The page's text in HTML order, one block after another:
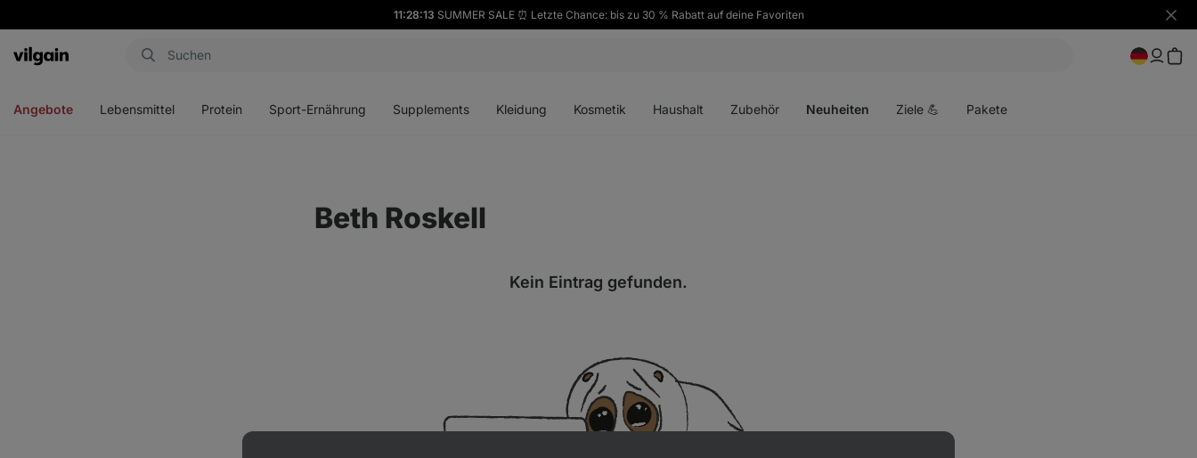
11:28:12 SUMMER SALE ⏰ Letzte Chance: bis zu 30 % Rabatt auf deine Favoriten
Aktin
Angebote Lebensmittel Protein Sport-Ernährung Supplements Kleidung Kosmetik Haushalt Zubehör Neuheiten Ziele 💪 Pakete
Beth Roskell
Kein Eintrag gefunden.